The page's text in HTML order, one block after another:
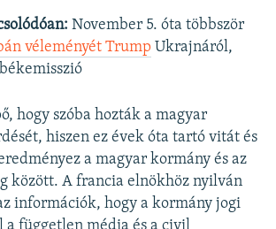
November 5. óta többször
véleményét Trump Ukrajnáról,
hogy szóba hozták a magyar
hiszen ez évek óta tartó vitát és
a magyar kormány és az
között. A francia elnökhöz nyilván
információk, hogy a kormány jogi